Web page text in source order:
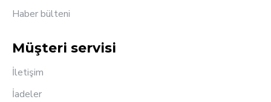
Haber bülteni
Müşteri servisi
İletişim
İadeler